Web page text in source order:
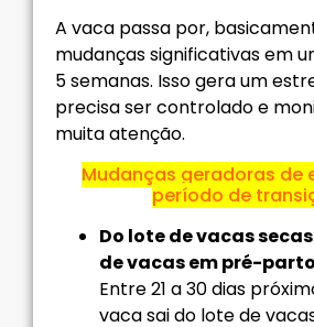
A vaca passa por,
mudanças significativas em
5 semanas. Isso gera um
precisa ser controlado e
muita atenção.
Mudanças geradoras de
período de
Do lote de vacas
de vacas em pré-
Entre 21 a 30 dias
vaca sai do lote de